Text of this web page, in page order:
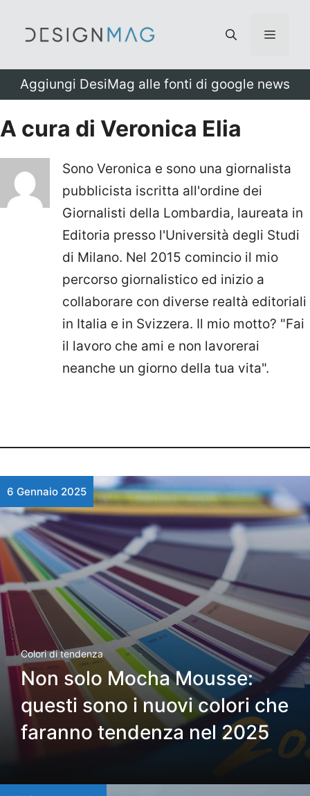
Menu
Aggiungi DesiMag alle fonti di google news
A cura di Veronica Elia
Sono Veronica e sono una giornalista
pubblicista iscritta all'ordine dei
Giornalisti della Lombardia, laureata in
Editoria presso l'Università degli Studi
di Milano. Nel 2015 comincio il mio
percorso giornalistico ed inizio a
collaborare con diverse realtà editoriali
in Italia e in Svizzera. Il mio motto? "Fai
il lavoro che ami e non lavorerai
neanche un giorno della tua vita".
6 Gennaio 2025
Colori di tendenza
Non solo Mocha Mousse:
questi sono i nuovi colori che
faranno tendenza nel 2025